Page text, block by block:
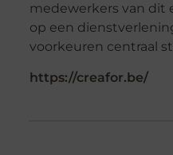
medewerkers van dit
op een
voorkeuren centraal
https://creafor.be/